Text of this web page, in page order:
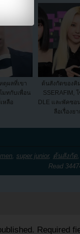
ตุผลที่เขา
มทกับเพื่อน
หลือ
ต้นสังกัดของคิ
SSERAFIM,
DLE และพัคซอ
ลือเรื่องย
, super junior, ต้นสังกัด,
Read
Required